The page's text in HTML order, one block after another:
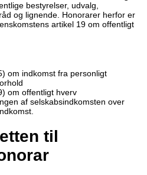
bestyrelser, udvalg,
og lignende. Honorarer herfor er
artikel 19 om offentligt
om indkomst fra personligt
om offentligt hverv
af selskabsindkomsten over
til